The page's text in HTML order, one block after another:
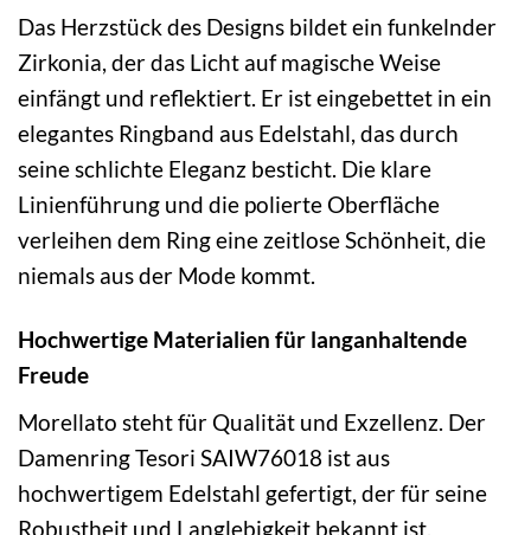
Das Herzstück des Designs bildet ein funkelnder
Zirkonia, der das Licht auf magische Weise
einfängt und reflektiert. Er ist eingebettet in ein
elegantes Ringband aus Edelstahl, das durch
seine schlichte Eleganz besticht. Die klare
Linienführung und die polierte Oberfläche
verleihen dem Ring eine zeitlose Schönheit, die
niemals aus der Mode kommt.
Hochwertige Materialien für langanhaltende
Freude
Morellato steht für Qualität und Exzellenz. Der
Damenring Tesori SAIW76018 ist aus
hochwertigem Edelstahl gefertigt, der für seine
Robustheit und Langlebigkeit bekannt ist.